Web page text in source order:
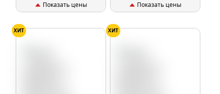
Показать цены Показать цены
ХИТ ХИТ